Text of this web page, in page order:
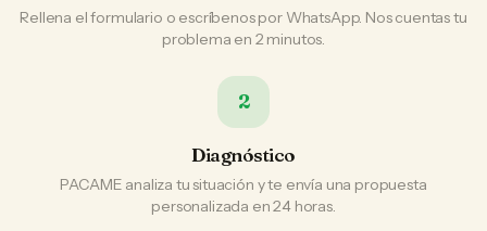
Rellena el formulario o escríbenos por WhatsApp. Nos cuentas tu
problema en 2 minutos.
2
Diagnóstico
PACAME analiza tu situación y te envía una propuesta
personalizada en 24 horas.